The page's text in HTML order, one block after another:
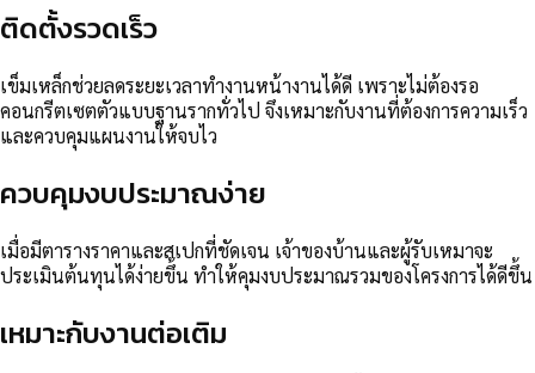
ติดตั้งรวดเร็ว
เข็มเหล็กช่วยลดระยะเวลาทำงานหน้างานได้ดี เพราะไม่ต้องรอ
คอนกรีตเซตตัวแบบฐานรากทั่วไป จึงเหมาะกับงานที่ต้องการความเร็ว
และควบคุมแผนงานให้จบไว
ควบคุมงบประมาณง่าย
เมื่อมีตารางราคาและสเปกที่ชัดเจน เจ้าของบ้านและผู้รับเหมาจะ
ประเมินต้นทุนได้ง่ายขึ้น ทำให้คุมงบประมาณรวมของโครงการได้ดีขึ้น
เหมาะกับงานต่อเติม